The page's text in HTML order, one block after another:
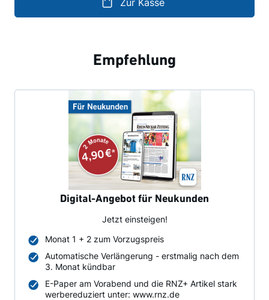
Zur Kasse
Empfehlung
Digital-Angebot für Neukunden
Jetzt einsteigen!
Monat 1 + 2 zum Vorzugspreis
Automatische Verlängerung - erstmalig nach dem
3. Monat kündbar
E-Paper am Vorabend und die RNZ+ Artikel stark
werbereduziert unter: www.rnz.de